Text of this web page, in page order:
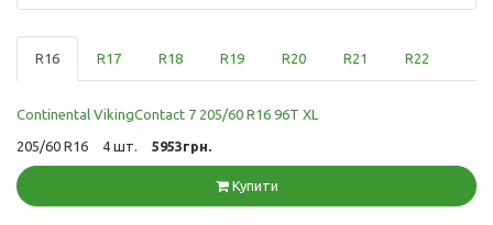
R16 R17 R18 R19 R20 R21 R22
Continental VikingContact 7 205/60 R16 96T XL
205/60 R16 4 шт. 5953грн.
Купити